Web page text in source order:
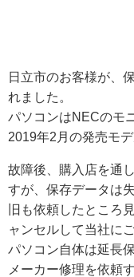
日立市のお客様が、
れました。
パソコンはNECのモ
2019年2月の発売モデ
故障後、購入店を通
すが、保存データは
旧も依頼したところ
ャンセルして当社に
パソコン自体は延長
メーカー修理を依頼